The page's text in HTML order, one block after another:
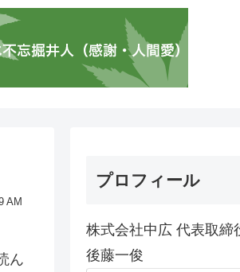
AM
ん
プロフィール
株式会社中広 代表取締
後藤一俊